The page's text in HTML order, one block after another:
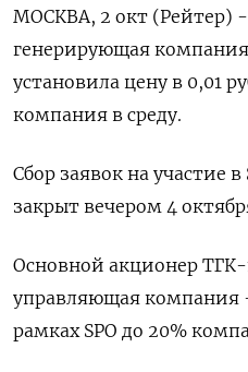
МОСКВА, 2 окт (Рейтер) -
генерирующая компания
установила цену в 0,01
компания в среду.
Сбор заявок на участие
закрыт вечером 4
Основной акционер
управляющая компания
рамках SPO до 20%